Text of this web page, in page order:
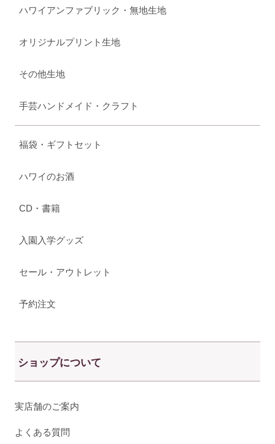
ハワイアンファブリック・無地生地
オリジナルプリント生地
その他生地
手芸ハンドメイド・クラフト
福袋・ギフトセット
ハワイのお酒
CD・書籍
入園入学グッズ
セール・アウトレット
予約注文
ショップについて
実店舗のご案内
よくある質問